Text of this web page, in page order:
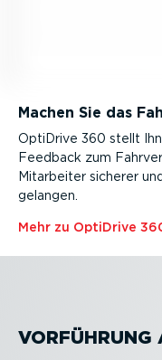
Machen Sie das
OptiDrive 360 stellt
Feedback zum
Mitarbeiter sicherer und
gelangen.
Mehr zu OptiDrive
VORFÜHRUNG